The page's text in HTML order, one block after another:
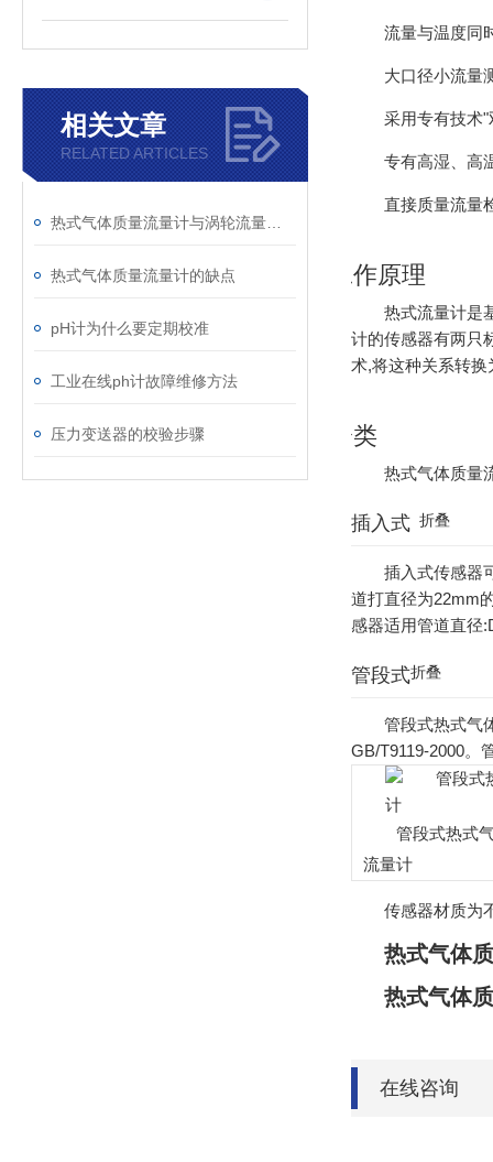
相关文章
RELATED ARTICLES
热式气体质量流量计的缺点
pH计为什么要定期校准
工业在线ph计故障维修方法
压力变送器的校验步骤
流量与温度同
大口径小流量
采用专有技术
专有高湿、高
直接质量流量
工作原理
热式流量计是
计的传感器有两只
术,将这种关系转
分类
热式气体质量
折叠
插入式
插入式传感器
道打直径为22mm
感器适用管道直径
折叠
管段式
管段式热式气
GB/T9119-2000。
管段式热式
流量计
传感器材质为
热式气体
热式气体
在线咨询